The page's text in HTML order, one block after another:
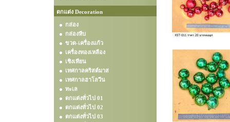
ตกแต่ง Decoration
กล่อง
กล่องหีบ
ขวด-เครื่องแก้ว
เครื่องทองเหลือง
เชิงเทียน
เทศกาลคริสต์มาส
เทศกาลฮาโลวีน
ทะเล
ตกแต่งทั่วไป 01
ตกแต่งทั่วไป 02
ตกแต่งทั่วไป 03